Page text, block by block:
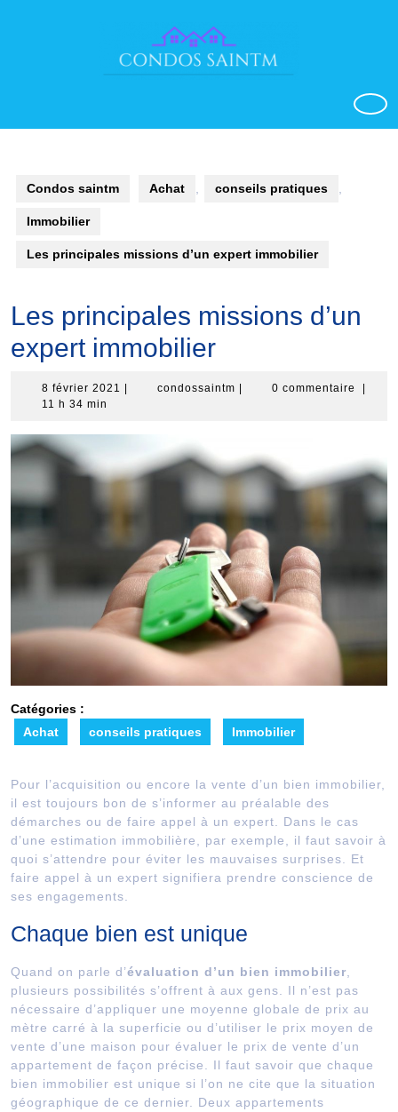
Condos saintm Achat conseils pratiques
Immobilier
Les principales missions d’un expert immobilier
Les principales missions d’un
expert immobilier
8 février 2021 8
condossaintm condossaintm
0 commentaire
11 h 34 min
Catégories :
Achat
conseils pratiques Immobilier
Pour l’acquisition ou encore la vente d’un bien immobilier,
il est toujours bon de s’informer au préalable des
démarches ou de faire appel à un expert. Dans le cas
d’une estimation immobilière, par exemple, il faut savoir à
quoi s’attendre pour éviter les mauvaises surprises. Et
faire appel à un expert signifiera prendre conscience de
ses engagements.
Chaque bien est unique
Quand on parle d’évaluation d’un bien immobilier
plusieurs possibilités s’offrent à aux gens. Il n’est pas
nécessaire d’appliquer une moyenne globale de prix au
mètre carré à la superficie ou d’utiliser le prix moyen de
vente d’une maison pour évaluer le prix de vente d’un
appartement de façon précise. Il faut savoir que chaque
bien immobilier est unique si l’on ne cite que la situation
géographique de ce dernier. Deux appartements